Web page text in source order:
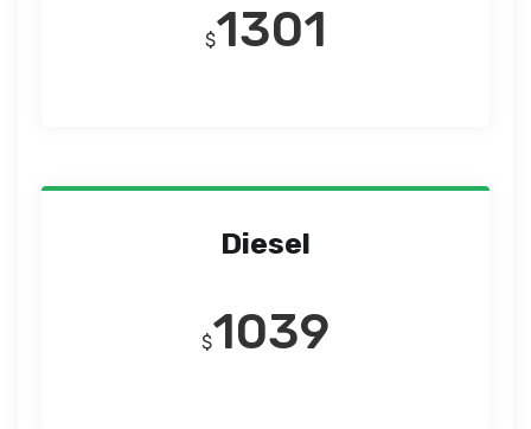
$1301
Diesel
$1039